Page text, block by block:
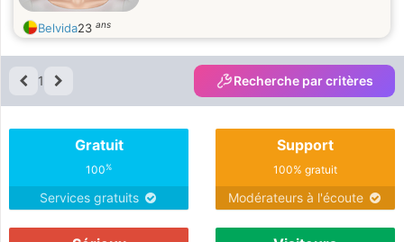
Belvida23 ans
1 Recherche par critères
Gratuit
100%
Services gratuits
Support
100% gratuit
Modérateurs à l'écoute